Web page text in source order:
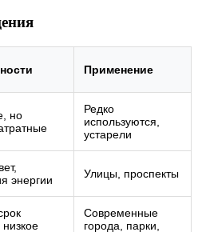
Применение
но
Редко
используются,
устарели
энергии
Улицы, проспекты
Современные
города, парки,